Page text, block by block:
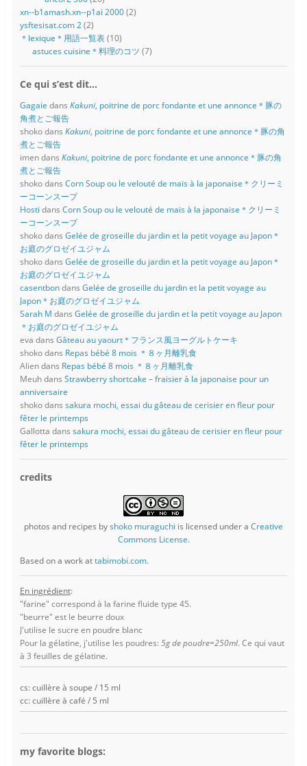
xn--b1amash.xn--p1ai 2000(2)
ysftesisat.com 2(2)
＊lexique＊用語一覧表(10)
astuces cuisine＊料理のコツ (7)
Ce qui s’est dit…
Gagaie dans Kakuni, poitrine de porc fondante et une annonce＊豚の
角煮とご報告
shokodans Kakuni, poitrine de porc fondante et une annonce＊豚の角
煮とご報告
imendans Kakuni, poitrine de porc fondante et une annonce＊豚の角
煮とご報告
shokodans Corn Soup ou le velouté de maïs à la japonaise＊クリーミ
ーコーンスープ
Hosti dans Corn Soup ou le velouté de maïs à la japonaise＊クリーミ
ーコーンスープ
shokodans Gelée de groseille du jardin et la petit voyage au Japon＊
お庭のグロゼイユジャム
shokodans Gelée de groseille du jardin et la petit voyage au Japon＊
お庭のグロゼイユジャム
casentbondans Gelée de groseille du jardin et la petit voyage au
Japon＊お庭のグロゼイユジャム
Sarah M dans Gelée de groseille du jardin et la petit voyage au Japon
＊お庭のグロゼイユジャム
eva dans Gâteau au yaourt＊フランス風ヨーグルトケーキ
shokodans Repas bébé 8 mois ＊８ヶ月離乳食
Aliendans Repas bébé 8 mois ＊８ヶ月離乳食
Meuhdans Strawberry shortcake – fraisier à la japonaise pour un
anniversaire
shokodans sakura mochi, essai du gâteau de cerisier en fleur pour
fêter le printemps
Gallotta dans sakura mochi, essai du gâteau de cerisier en fleur pour
fêter le printemps
credits
photos and recipes byshoko muraguchi is licensed under a Creative
Commons License.
Based on a work attabimobi.com.
En ingrédient:
"farine" correspond à la farine fluide type 45.
"beurre" est le beurre doux
J'utilise le sucre en poudre blanc
Pour la gélatine, j'utilise les poudres: 5g de poudre=250ml. Ce qui vaut
à 3 feuilles de gélatine.
cs: cuillère à soupe / 15 ml
cc: cuillère à café / 5 ml
my favorite blogs: